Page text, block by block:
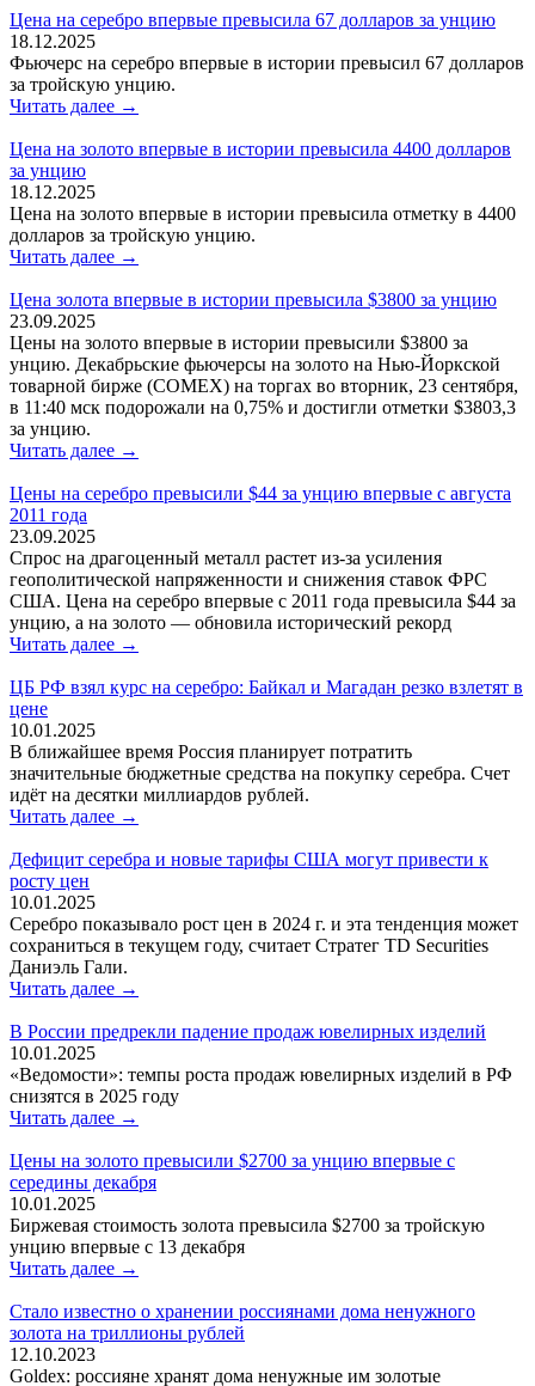
Цена на серебро впервые превысила 67 долларов за унцию
18.12.2025
Фьючерс на серебро впервые в истории превысил 67 долларов
за тройскую унцию.
Читать далее →
Цена на золото впервые в истории превысила 4400 долларов
за унцию
18.12.2025
Цена на золото впервые в истории превысила отметку в 4400
долларов за тройскую унцию.
Читать далее →
Цена золота впервые в истории превысила $3800 за унцию
23.09.2025
Цены на золото впервые в истории превысили $3800 за
унцию. Декабрьские фьючерсы на золото на Нью-Йоркской
товарной бирже (COMEX) на торгах во вторник, 23 сентября,
в 11:40 мск подорожали на 0,75% и достигли отметки $3803,3
за унцию.
Читать далее →
Цены на серебро превысили $44 за унцию впервые с августа
2011 года
23.09.2025
Спрос на драгоценный металл растет из-за усиления
геополитической напряженности и снижения ставок ФРС
США. Цена на серебро впервые с 2011 года превысила $44 за
унцию, а на золото — обновила исторический рекорд
Читать далее →
ЦБ РФ взял курс на серебро: Байкал и Магадан резко взлетят в
цене
10.01.2025
В ближайшее время Россия планирует потратить
значительные бюджетные средства на покупку серебра. Счет
идёт на десятки миллиардов рублей.
Читать далее →
Дефицит серебра и новые тарифы США могут привести к
росту цен
10.01.2025
Серебро показывало рост цен в 2024 г. и эта тенденция может
сохраниться в текущем году, считает Стратег TD Securities
Даниэль Гали.
Читать далее →
В России предрекли падение продаж ювелирных изделий
10.01.2025
«Ведомости»: темпы роста продаж ювелирных изделий в РФ
снизятся в 2025 году
Читать далее →
Цены на золото превысили $2700 за унцию впервые с
середины декабря
10.01.2025
Биржевая стоимость золота превысила $2700 за тройскую
унцию впервые с 13 декабря
Читать далее →
Стало известно о хранении россиянами дома ненужного
золота на триллионы рублей
12.10.2023
Goldex: россияне хранят дома ненужные им золотые